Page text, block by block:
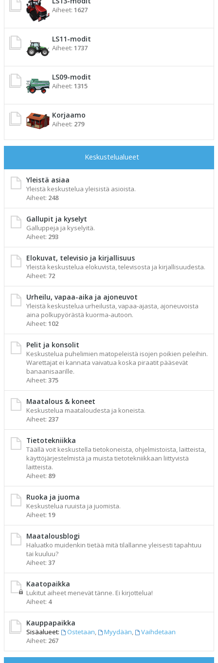
Aiheet: 1627
LS11-modit
Aiheet: 1737
LS09-modit
Aiheet: 1315
Korjaamo
Aiheet: 279
Keskustelualueet
Yleistä asiaa
Yleistä keskustelua yleisistä asioista.
Aiheet: 248
Gallupit ja kyselyt
Galluppeja ja kyselyitä.
Aiheet: 293
Elokuvat, televisio ja kirjallisuus
Yleistä keskustelua elokuvista, televisosta ja kirjallisuudesta.
Aiheet: 72
Urheilu, vapaa-aika ja ajoneuvot
Yleistä keskustelua urheilusta, vapaa-ajasta, ajoneuvoista
aina polkupyörästä kuorma-autoon.
Aiheet: 102
Pelit ja konsolit
Keskustelua puhelimien matopeleistä isojen poikien peleihin.
Warettajat ei kannata vaivatua koska piraatit pääsevät
banaanisaarille.
Aiheet: 375
Maatalous & koneet
Keskustelua maataloudesta ja koneista.
Aiheet: 237
Tietotekniikka
Täällä voit keskustella tietokoneista, ohjelmistoista, laitteista,
käyttöjärjestelmistä ja muista tietotekniikkaan liittyvistä
laitteista.
Aiheet: 89
Ruoka ja juoma
Keskustelua ruuista ja juomista.
Aiheet: 19
Maatalousblogi
Haluatko muidenkin tietää mitä tilallanne yleisesti tapahtuu
tai kuuluu?
Aiheet: 37
Kaatopaikka
Lukitut aiheet menevät tänne. Ei kirjottelua!
Aiheet: 4
Kauppapaikka
Sisäalueet: Ostetaan, Myydään,
Vaihdetaan
Aiheet: 267